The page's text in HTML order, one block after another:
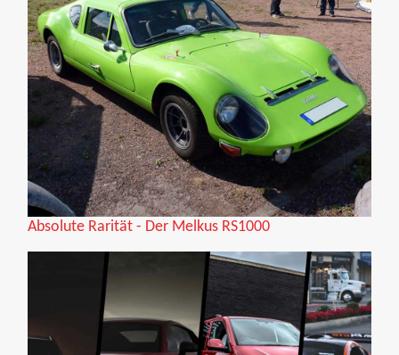
Absolute Rarität - Der Melkus RS1000